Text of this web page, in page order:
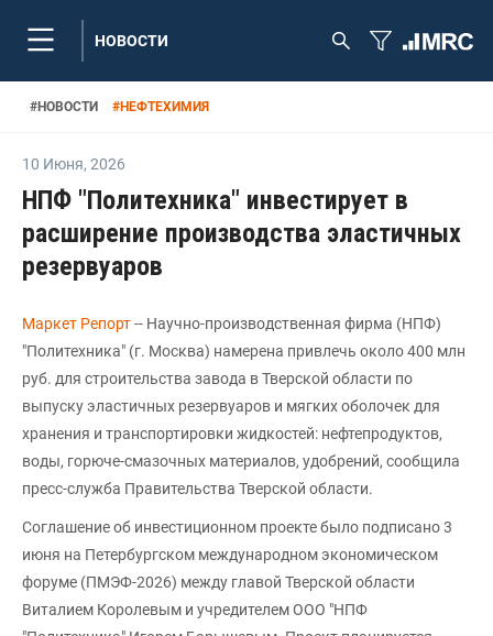
НОВОСТИ
#НОВОСТИ #НЕФТЕХИМИЯ
10 Июня, 2026
НПФ "Политехника" инвестирует в
расширение производства эластичных
резервуаров
Маркет Репорт-- Научно-производственная фирма (НПФ)
"Политехника" (г. Москва) намерена привлечь около 400 млн
руб. для строительства завода в Тверской области по
выпуску эластичных резервуаров и мягких оболочек для
хранения и транспортировки жидкостей: нефтепродуктов,
воды, горюче-смазочных материалов, удобрений, сообщила
пресс-служба Правительства Тверской области.
Соглашение об инвестиционном проекте было подписано 3
июня на Петербургском международном экономическом
форуме (ПМЭФ-2026) между главой Тверской области
Виталием Королевым и учредителем ООО "НПФ